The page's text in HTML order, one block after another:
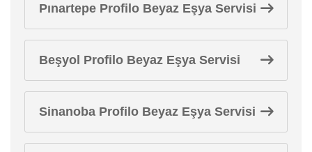
Pınartepe Profilo Beyaz Eşya Servisi
Beşyol Profilo Beyaz Eşya Servisi
Sinanoba Profilo Beyaz Eşya Servisi